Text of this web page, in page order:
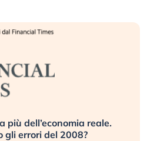
più dell’economia reale.
gli errori del 2008?